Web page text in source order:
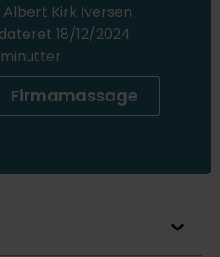
Albert Kirk Iversen
18/12/2024
Firmamassage